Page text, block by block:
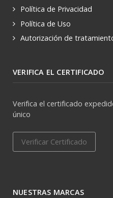
Política de Privacidad
Política de Uso
Autorización de
VERIFICA EL CERTIFICADO
Verifica el certificado
único
Verificar Certificado
NUESTRAS MARCAS